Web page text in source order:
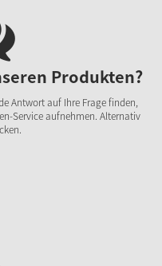
Produkten?
Antwort auf Ihre Frage finden,
Service aufnehmen. Alternativ